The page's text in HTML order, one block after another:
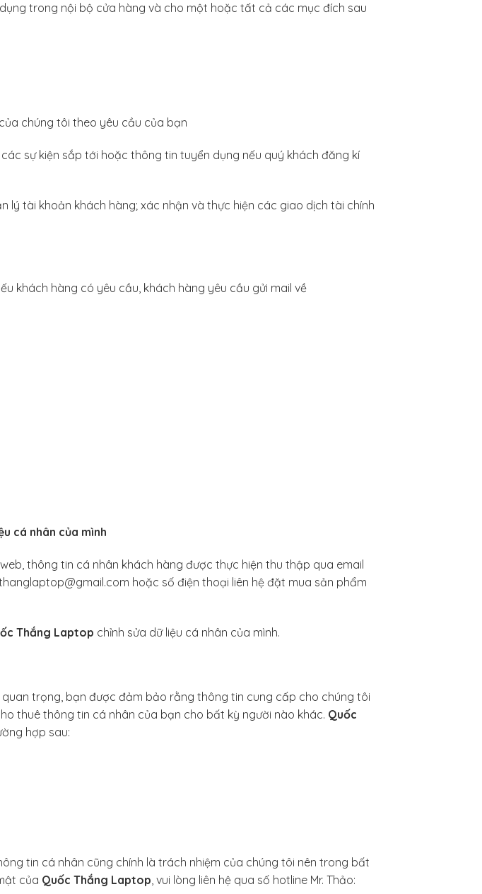
trong nội bộ cửa hàng và cho một hoặc tất cả các mục đích sau
chúng tôi theo yêu cầu của bạn
sự kiện sắp tới hoặc thông tin tuyển dụng nếu quý khách đăng kí
tài khoản khách hàng; xác nhận và thực hiện các giao dịch tài chính
khách hàng có yêu cầu, khách hàng yêu cầu gửi mail về
cá nhân của mình
thông tin cá nhân khách hàng được thực hiện thu thập qua email
hoặc số điện thoại liên hệ đặt mua sản phẩm
Thắng Laptop chỉnh sửa dữ liệu cá nhân của mình.
trọng, bạn được đảm bảo rằng thông tin cung cấp cho chúng tôi
thuê thông tin cá nhân của bạn cho bất kỳ người nào khác. Quốc
hợp sau:
tin cá nhân cũng chính là trách nhiệm của chúng tôi nên trong bất
của Quốc Thắng Laptop , vui lòng liên hệ qua số hotline Mr. Thảo: